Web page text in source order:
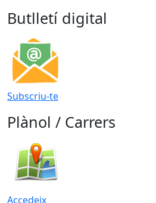
Butlletí digital
Subscriu-te
Plànol / Carrers
Accedeix